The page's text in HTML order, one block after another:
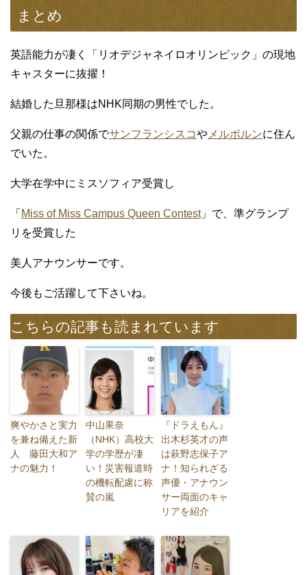
まとめ
英語能力が凄く「リオデジャネイロオリンピック」の現地
キャスターに抜擢！
結婚した旦那様はNHK同期の男性でした。
父親の仕事の関係でサンフランシスコや メルボルンに住ん
でいた。
大学在学中にミスソフィア受賞し
「 Miss of Miss Campus Queen Contest」で、準グランプ
リを受賞した
美人アナウンサーです。
今後もご活躍して下さいね。
こちらの記事も読まれています
爽やかさと実力
を兼ね備えた新
人 藤田大和ア
ナの魅力！
中山果奈
（NHK）高校大
学の学歴が凄
い！災害報道時
の機転配慮に称
賛の嵐
『ドラえもん』
出木杉英才の声
は萩野志保子ア
ナ！知られざる
声優・アナウン
サー両面のキャ
リアを紹介